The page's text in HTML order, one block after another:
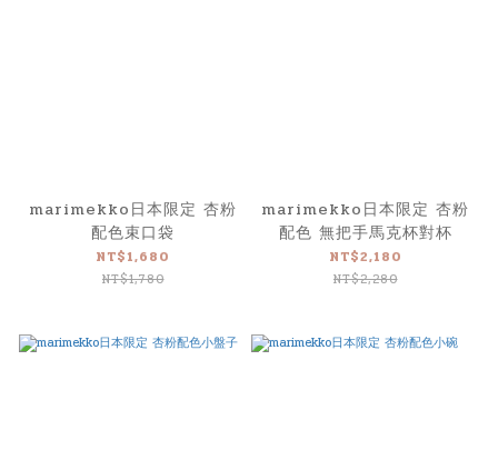
marimekko日本限定 杏粉
配色束口袋
NT$1,680
NT$1,780
marimekko日本限定 杏粉
配色 無把手馬克杯對杯
NT$2,180
NT$2,280